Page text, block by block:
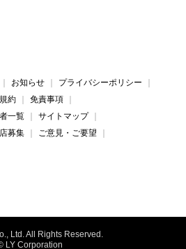
お知らせ
プライバシーポリシー
約
免責事項
一覧
サイトマップ
募集
ご意見・ご要望
Ltd. All Rights Reserved.
LY Corporation